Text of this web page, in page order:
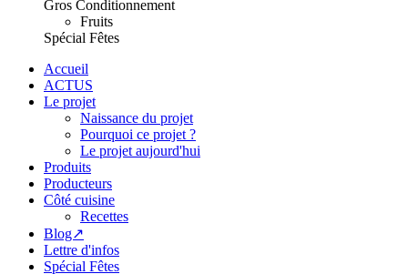
Gros Conditionnement
Fruits
Spécial Fêtes
Accueil
ACTUS
Le projet
Naissance du projet
Pourquoi ce projet ?
Le projet aujourd'hui
Produits
Producteurs
Côté cuisine
Recettes
Blog↗
Lettre d'infos
Spécial Fêtes